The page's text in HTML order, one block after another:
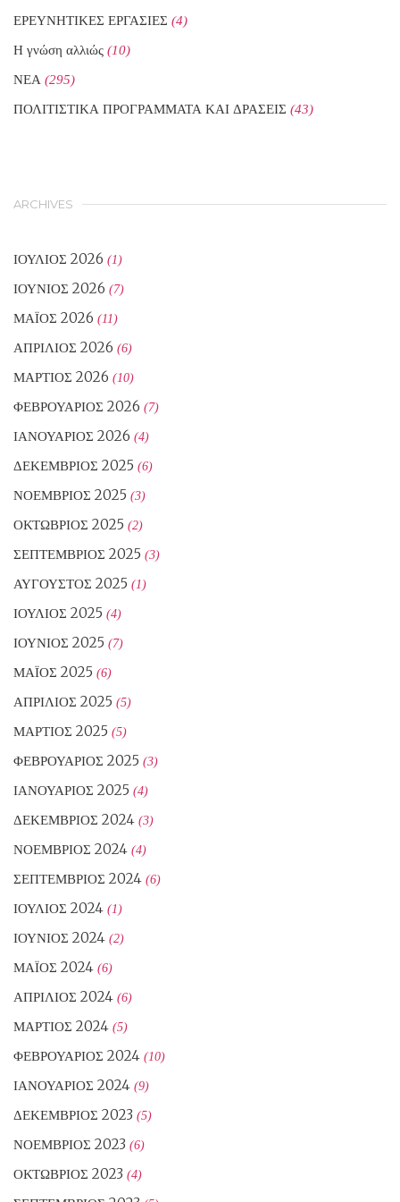
ΕΡΕΥΝΗΤΙΚΕΣ ΕΡΓΑΣΙΕΣ (4)
Η γνώση αλλιώς (10)
ΝΕΑ (295)
ΠΟΛΙΤΙΣΤΙΚΑ ΠΡΟΓΡΑΜΜΑΤΑ ΚΑΙ ΔΡΑΣΕΙΣ (43)
ARCHIVES
ΙΟΎΛΙΟΣ 2026 (1)
ΙΟΎΝΙΟΣ 2026 (7)
ΜΆΙΟΣ 2026 (11)
ΑΠΡΊΛΙΟΣ 2026 (6)
ΜΆΡΤΙΟΣ 2026 (10)
ΦΕΒΡΟΥΆΡΙΟΣ 2026 (7)
ΙΑΝΟΥΆΡΙΟΣ 2026 (4)
ΔΕΚΈΜΒΡΙΟΣ 2025 (6)
ΝΟΈΜΒΡΙΟΣ 2025 (3)
ΟΚΤΏΒΡΙΟΣ 2025 (2)
ΣΕΠΤΈΜΒΡΙΟΣ 2025 (3)
ΑΎΓΟΥΣΤΟΣ 2025 (1)
ΙΟΎΛΙΟΣ 2025 (4)
ΙΟΎΝΙΟΣ 2025 (7)
ΜΆΙΟΣ 2025 (6)
ΑΠΡΊΛΙΟΣ 2025 (5)
ΜΆΡΤΙΟΣ 2025 (5)
ΦΕΒΡΟΥΆΡΙΟΣ 2025 (3)
ΙΑΝΟΥΆΡΙΟΣ 2025 (4)
ΔΕΚΈΜΒΡΙΟΣ 2024 (3)
ΝΟΈΜΒΡΙΟΣ 2024 (4)
ΣΕΠΤΈΜΒΡΙΟΣ 2024 (6)
ΙΟΎΛΙΟΣ 2024 (1)
ΙΟΎΝΙΟΣ 2024 (2)
ΜΆΙΟΣ 2024 (6)
ΑΠΡΊΛΙΟΣ 2024 (6)
ΜΆΡΤΙΟΣ 2024 (5)
ΦΕΒΡΟΥΆΡΙΟΣ 2024 (10)
ΙΑΝΟΥΆΡΙΟΣ 2024 (9)
ΔΕΚΈΜΒΡΙΟΣ 2023 (5)
ΝΟΈΜΒΡΙΟΣ 2023 (6)
ΟΚΤΏΒΡΙΟΣ 2023 (4)